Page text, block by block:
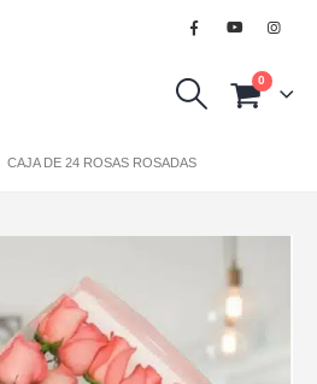
0
CAJA DE 24 ROSAS ROSADAS